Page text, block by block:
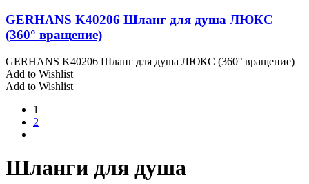
GERHANS K40206 Шланг для душа ЛЮКС
(360° вращение)
GERHANS K40206 Шланг для душа ЛЮКС (360° вращение)
Add to Wishlist
Add to Wishlist
1
2
Шланги для душа